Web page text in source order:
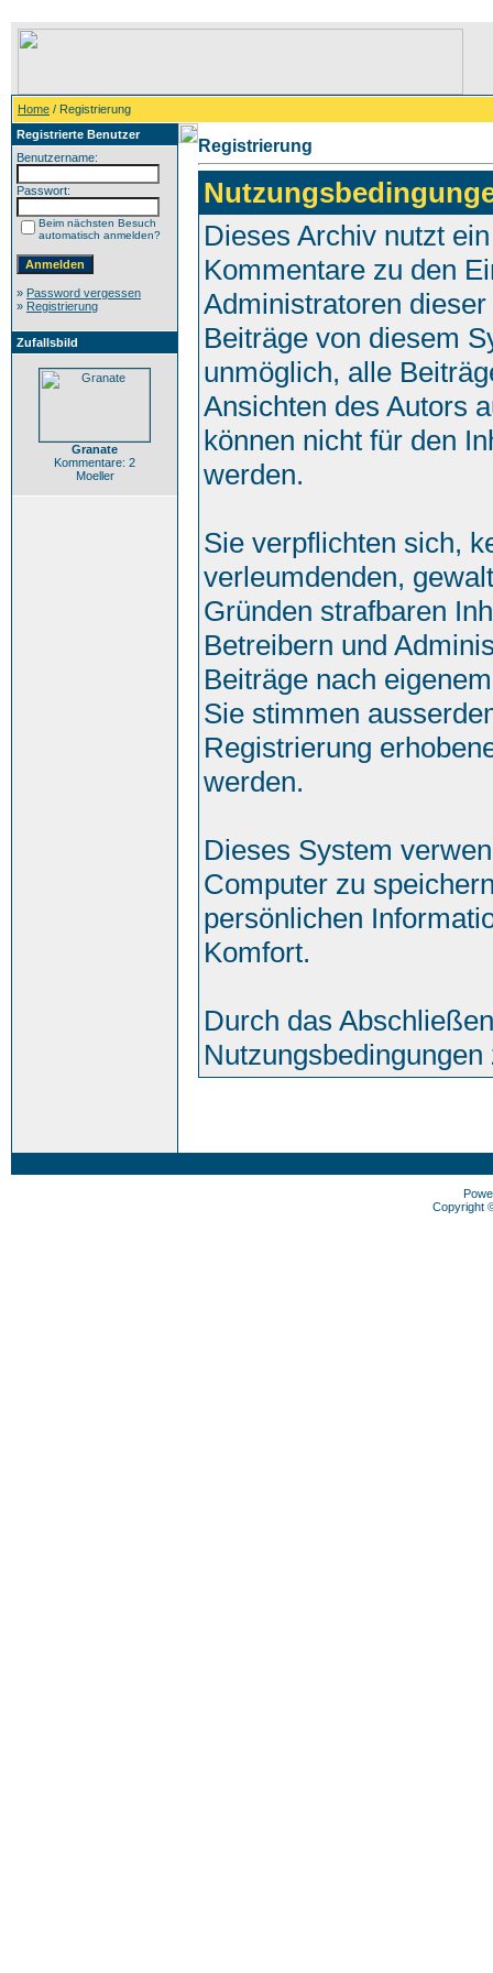
Home / Registrierung
Registrierte Benutzer
Benutzername:
Passwort:
Beim nächsten Besuch
automatisch anmelden?
» Password vergessen
» Registrierung
Zufallsbild
Granate
Kommentare: 2
Moeller
Registrierung
Dieses Archiv nutzt
Kommentare zu den
Administratoren
Beiträge von diesem
unmöglich, alle
Ansichten des Autors
können nicht für den
werden.
Sie verpflichten sich,
verleumdenden,
Gründen strafbaren
Betreibern und
Beiträge nach
Sie stimmen
Registrierung
werden.
Dieses System
Computer zu
persönlichen
Komfort.
Durch das
Nutzungsbedingungen
Copyright